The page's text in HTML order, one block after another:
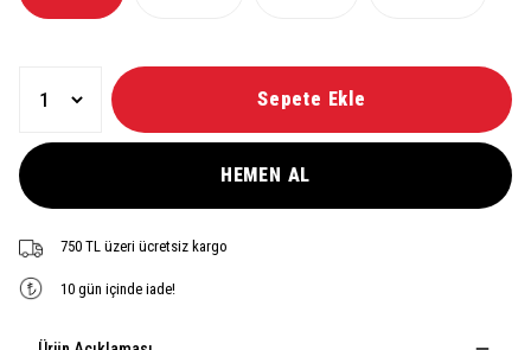
Sepete Ekle
HEMEN AL
750 TL üzeri ücretsiz kargo
10 gün içinde iade!